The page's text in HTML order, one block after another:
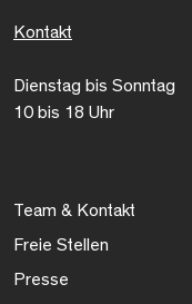
Kontakt
Dienstag bis Sonntag
10 bis 18 Uhr
Team & Kontakt
Freie Stellen
Presse